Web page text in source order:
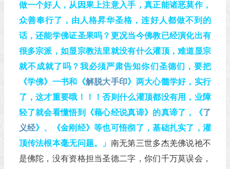
做一个好人，从因果上注意入手，真正能诸恶莫作，
众善奉行了，由人格昇华圣格，连好人都做不到的
话，还能学佛证圣果吗？更况当今佛教已经演化出有
很多宗派，如显宗教法里就没有什么灌顶，难道显宗
就不成就了吗？我必须严肃告知你们圣德们，要把
《学佛》一书和《解脱大手印》两大心髓学好，实行
了，这才重要哦！！！否则什么灌顶都没有用，业障
轻了就会看懂悟到《藉心经说真谛》的真谛了，《了
义经》、《金刚经》等也可悟彻了，基础扎实了，灌
顶传法根本毫无问题。」 南无第三世多杰羌佛说祂不
是佛陀，没有资格担当圣德二字，你们千万莫误会，